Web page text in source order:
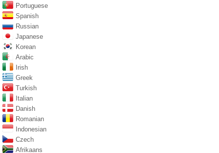
Portuguese
Spanish
Russian
Japanese
Korean
Arabic
Irish
Greek
Turkish
Italian
Danish
Romanian
Indonesian
Czech
Afrikaans